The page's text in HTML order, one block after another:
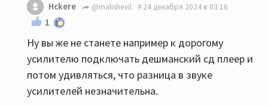
Hckere @malishevil 24 декабря 2024 в 03:16
1
Ну вы же не станете например к дорогому
усилителю подключать дешманский сд плеер и
потом удивляться, что разница в звуке
усилителей незначительна.